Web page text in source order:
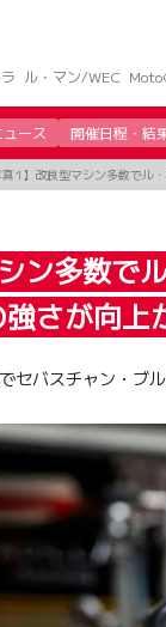
ル・マン/WEC
ュース 開催日程・結
真1】改良型マシン多数でル
ン多数
さが向上
セバスチャン・